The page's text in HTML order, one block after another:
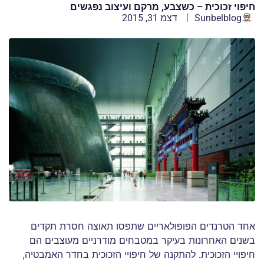
חיפוי זכוכית – כשצבע, מרקם ועיצוב נפגשים
Sunbelblog
דצמ 31, 2015
אחד הטרנדים הפופולאריים שתפסו תאוצה חסרת תקדים
בשנים האחרונות בעיקר במטבחים מודרניים מעוצבים הם
חיפויי הזכוכית. להתקנה של חיפויי הזכוכית בחדר האמבטיה,